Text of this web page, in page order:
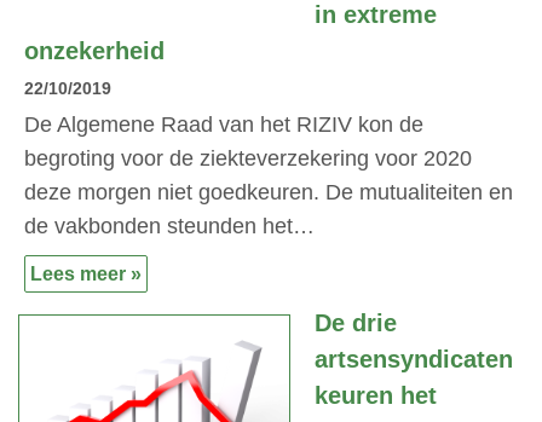
in extreme
onzekerheid
22/10/2019
De Algemene Raad van het RIZIV kon de
begroting voor de ziekteverzekering voor 2020
deze morgen niet goedkeuren. De mutualiteiten en
de vakbonden steunden het…
Lees meer »
De drie
artsensyndicaten
keuren het